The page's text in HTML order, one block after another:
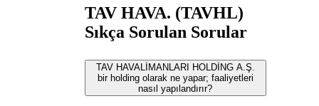
TAV HAVA. (TAVHL)
Sıkça Sorulan Sorular
TAV HAVALİMANLARI HOLDİNG A.Ş.
bir holding olarak ne yapar; faaliyetleri
nasıl yapılandırır?